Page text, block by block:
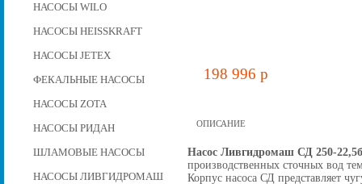
НАСОСЫ WILO
НАСОСЫ HEISSKRAFT
НАСОСЫ JETEX
ФЕКАЛЬНЫЕ НАСОСЫ
НАСОСЫ ZOTA
НАСОСЫ РИДАН
ШЛАМОВЫЕ НАСОСЫ
НАСОСЫ ЛИВГИДРОМАШ
198 996 p
ОПИСАНИЕ
Насос Ливгидромаш СД 250-22,5б
производственных сточных вод
Корпус насоса СД представляет